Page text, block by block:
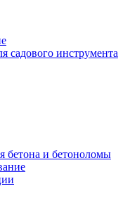
садового инструмента
бетона и бетоноломы